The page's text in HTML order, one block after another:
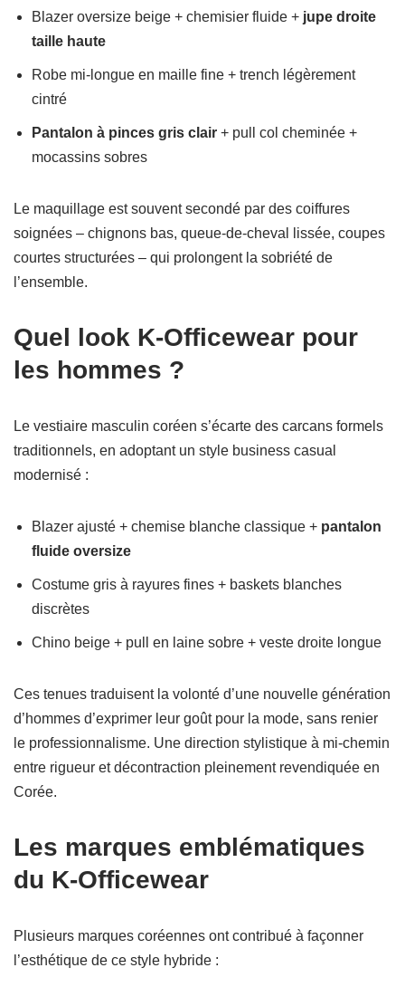
Blazer oversize beige + chemisier fluide + jupe droite
taille haute
Robe mi-longue en maille fine + trench légèrement
cintré
Pantalon à pinces gris clair + pull col cheminée +
mocassins sobres
Le maquillage est souvent secondé par des coiffures
soignées – chignons bas, queue-de-cheval lissée, coupes
courtes structurées – qui prolongent la sobriété de
l’ensemble.
Quel look K-Officewear pour
les hommes ?
Le vestiaire masculin coréen s’écarte des carcans formels
traditionnels, en adoptant un style business casual
modernisé :
Blazer ajusté + chemise blanche classique + pantalon
fluide oversize
Costume gris à rayures fines + baskets blanches
discrètes
Chino beige + pull en laine sobre + veste droite longue
Ces tenues traduisent la volonté d’une nouvelle génération
d’hommes d’exprimer leur goût pour la mode, sans renier
le professionnalisme. Une direction stylistique à mi-chemin
entre rigueur et décontraction pleinement revendiquée en
Corée.
Les marques emblématiques
du K-Officewear
Plusieurs marques coréennes ont contribué à façonner
l’esthétique de ce style hybride :